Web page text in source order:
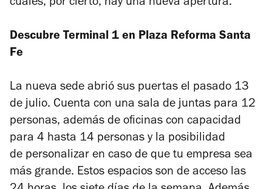
cuales, por cierto, hay una nueva apertura.
Descubre Terminal 1 en Plaza Reforma Santa
Fe
La nueva sede abrió sus puertas el pasado 13
de julio. Cuenta con una sala de juntas para 12
personas, además de oficinas con capacidad
para 4 hasta 14 personas y la posibilidad
de personalizar en caso de que tu empresa sea
más grande. Estos espacios son de acceso las